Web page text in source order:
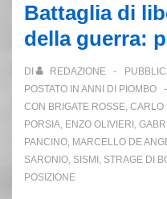
Br
alla
“controguerriglia”
Battaglia di
della guerra:
DI REDAZIONE
POSTATO IN ANNI DI PIOMBO
CON BRIGATE ROSSE, CARLO
PORSIA, ENZO OLIVIERI ,
PANCINO, MARCELLO DE
SARONIO, SISMI , STRAGE DI
POSIZIONE